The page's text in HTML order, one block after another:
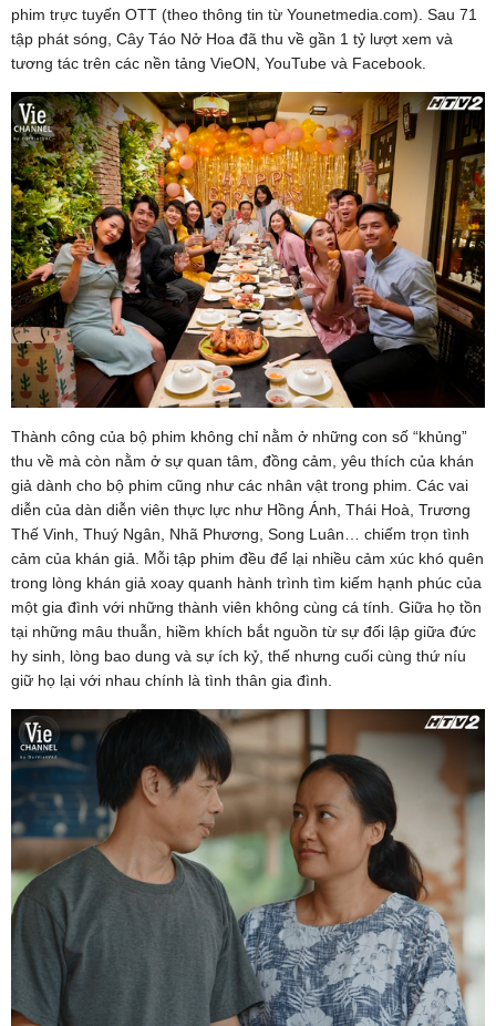
phim trực tuyến OTT (theo thông tin từ Younetmedia.com). Sau 71
tập phát sóng, Cây Táo Nở Hoa đã thu về gần 1 tỷ lượt xem và
tương tác trên các nền tảng VieON, YouTube và Facebook.
Thành công của bộ phim không chỉ nằm ở những con số “khủng”
thu về mà còn nằm ở sự quan tâm, đồng cảm, yêu thích của khán
giả dành cho bộ phim cũng như các nhân vật trong phim. Các vai
diễn của dàn diễn viên thực lực như Hồng Ánh, Thái Hoà, Trương
Thế Vinh, Thuý Ngân, Nhã Phương, Song Luân… chiếm trọn tình
cảm của khán giả. Mỗi tập phim đều để lại nhiều cảm xúc khó quên
trong lòng khán giả xoay quanh hành trình tìm kiếm hạnh phúc của
một gia đình với những thành viên không cùng cá tính. Giữa họ tồn
tại những mâu thuẫn, hiềm khích bắt nguồn từ sự đối lập giữa đức
hy sinh, lòng bao dung và sự ích kỷ, thế nhưng cuối cùng thứ níu
giữ họ lại với nhau chính là tình thân gia đình.